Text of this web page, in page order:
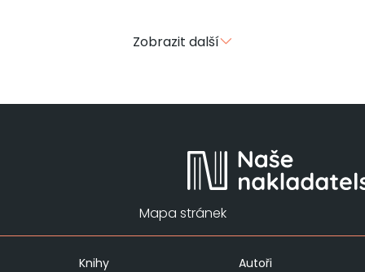
Zobrazit další
Mapa stránek
Knihy
Autoři